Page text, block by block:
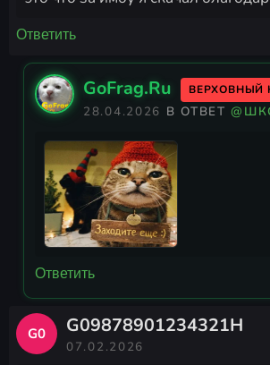
Ответить
GoFrag.Ru ВЕРХОВНЫЙ
28.04.2026 В ОТВЕТ
Ответить
G0 G09878901234321H
07.02.2026